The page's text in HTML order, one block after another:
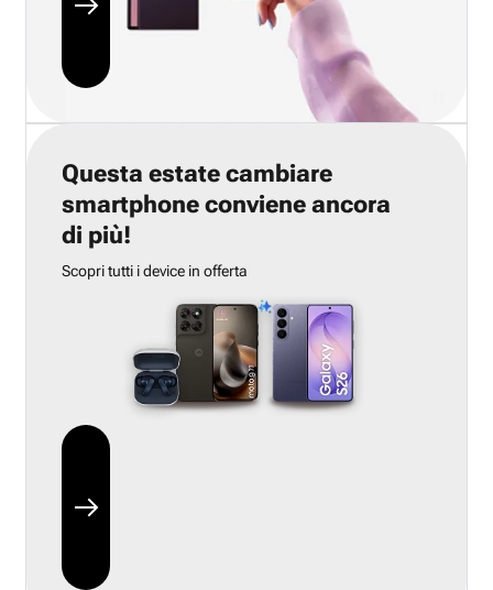
Questa estate cambiare
smartphone conviene ancora
di più!
Scopri tutti i device in offerta